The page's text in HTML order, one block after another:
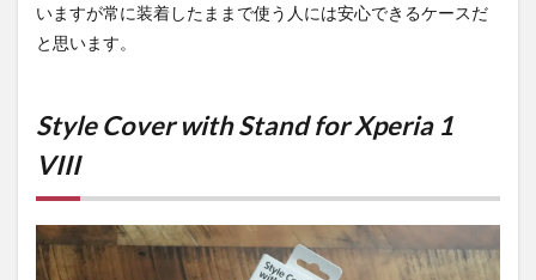
いますが常に装着したままで使う人には安心できるケースだ
と思います。
Style Cover with Stand for Xperia 1
VIII